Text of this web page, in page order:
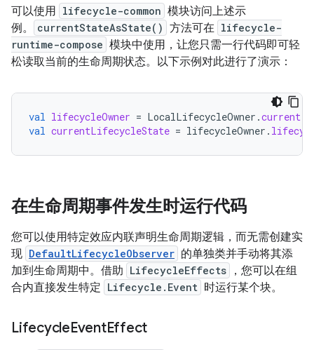
可以使用 lifecycle-common 模块访问上述示
例。
currentStateAsState() 方法可在 lifecycle-
runtime-compose 模块中使用，让您只需一行代码即可轻
松读取当前的生命周期状态。以下示例对此进行了演示：
val lifecycleOwner = LocalLifecycleOwner .current
val currentLifecycleState = lifecycleOwner .
在生命周期事件发生时运行代码
您可以使用特定效应内联声明生命周期逻辑，而无需创建实
现 DefaultLifecycleObserver 的单独类并手动将其添
加到生命周期中。借助 LifecycleEffects
，您可以在组
合内直接发生特定 Lifecycle.Event 时运行某个块。
LifecycleEventEffect